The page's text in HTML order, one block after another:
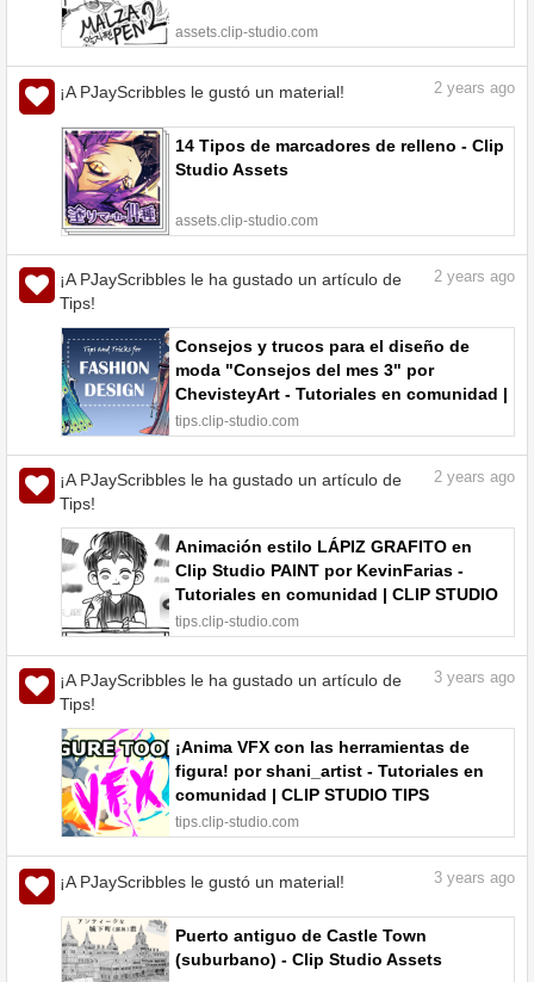
assets.clip-studio.com
¡A PJayScribbles le gustó un material! 2 years ago
14 Tipos de marcadores de relleno - Clip
Studio Assets
assets.clip-studio.com
¡A PJayScribbles le ha gustado un artículo de
Tips!
2 years ago
Consejos y trucos para el diseño de
moda "Consejos del mes 3" por
ChevisteyArt - Tutoriales en comunidad |
CLIP STUDIO TIPS
tips.clip-studio.com
¡A PJayScribbles le ha gustado un artículo de
Tips!
2 years ago
Animación estilo LÁPIZ GRAFITO en
Clip Studio PAINT por KevinFarias -
Tutoriales en comunidad | CLIP STUDIO
TIPS
tips.clip-studio.com
¡A PJayScribbles le ha gustado un artículo de
Tips!
3 years ago
¡Anima VFX con las herramientas de
figura! por shani_artist - Tutoriales en
comunidad | CLIP STUDIO TIPS
tips.clip-studio.com
¡A PJayScribbles le gustó un material! 3 years ago
Puerto antiguo de Castle Town
(suburbano) - Clip Studio Assets